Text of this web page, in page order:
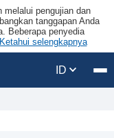
melalui pengujian dan
tanggapan Anda
Beberapa penyedia
Ketahui selengkapnya
ID